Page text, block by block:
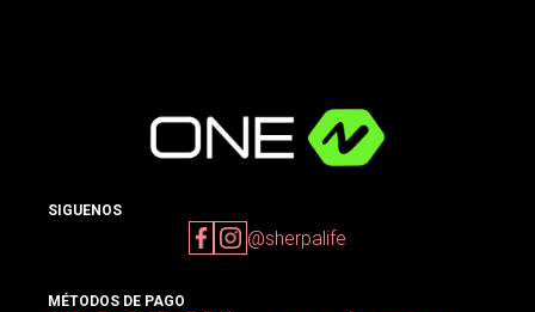
SIGUENOS
@sherpalife
MÉTODOS DE PAGO